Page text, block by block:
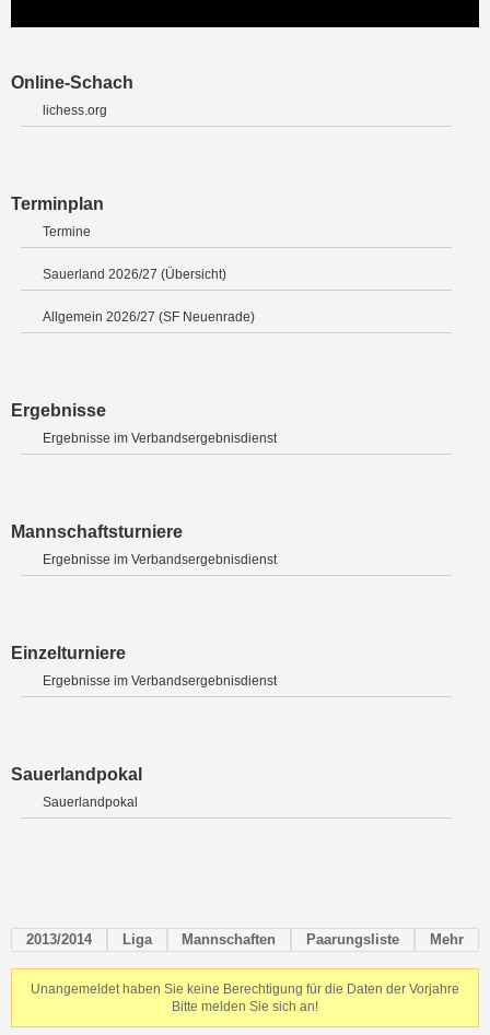
Online-Schach
lichess.org
Terminplan
Termine
Sauerland 2026/27 (Übersicht)
Allgemein 2026/27 (SF Neuenrade)
Ergebnisse
Ergebnisse im Verbandsergebnisdienst
Mannschaftsturniere
Ergebnisse im Verbandsergebnisdienst
Einzelturniere
Ergebnisse im Verbandsergebnisdienst
Sauerlandpokal
Sauerlandpokal
2013/2014 Liga Mannschaften Paarungsliste Mehr
Unangemeldet haben Sie keine Berechtigung für die Daten der Vorjahre
Bitte melden Sie sich an!